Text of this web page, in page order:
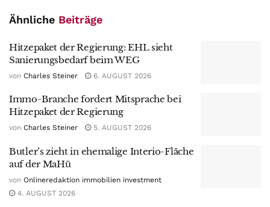
Ähnliche Beiträge
Hitzepaket der Regierung: EHL sieht
Sanierungsbedarf beim WEG
von Charles Steiner 6. AUGUST 2026
Immo-Branche fordert Mitsprache bei
Hitzepaket der Regierung
von Charles Steiner 5. AUGUST 2026
Butler’s zieht in ehemalige Interio-Fläche
auf der MaHü
von Onlineredaktion immobilien investment
4. AUGUST 2026